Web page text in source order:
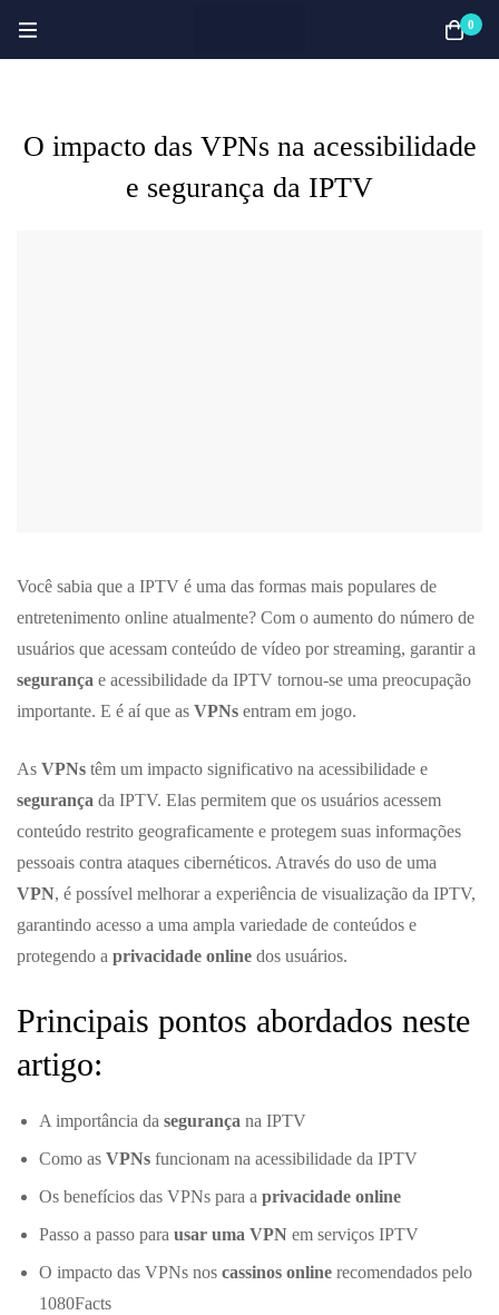
0
O impacto das VPNs na acessibilidade
e segurança da IPTV
Você sabia que a IPTV é uma das formas mais populares de
entretenimento online atualmente? Com o aumento do número de
usuários que acessam conteúdo de vídeo por streaming, garantir a
segurança e acessibilidade da IPTV tornou-se uma preocupação
importante. E é aí que as VPNs entram em jogo.
As VPNs têm um impacto significativo na acessibilidade e
segurança da IPTV. Elas permitem que os usuários acessem
conteúdo restrito geograficamente e protegem suas informações
pessoais contra ataques cibernéticos. Através do uso de uma
VPN, é possível melhorar a experiência de visualização da IPTV,
garantindo acesso a uma ampla variedade de conteúdos e
protegendo a privacidade online dos usuários.
Principais pontos abordados neste
artigo:
A importância da segurança na IPTV
Como as VPNs funcionam na acessibilidade da IPTV
Os benefícios das VPNs para a privacidade online
Passo a passo para usar uma VPN em serviços IPTV
O impacto das VPNs nos cassinos online recomendados pelo
1080Facts